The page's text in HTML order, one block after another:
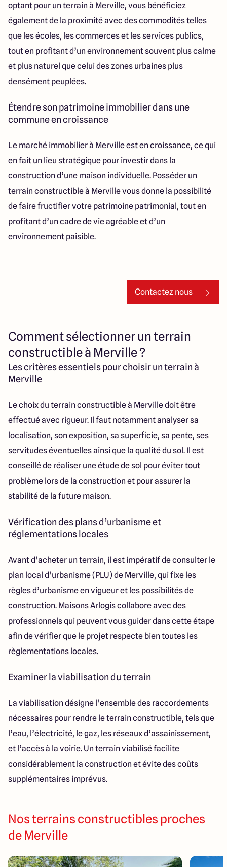
optant pour un terrain à Merville, vous bénéficiez
également de la proximité avec des commodités telles
que les écoles, les commerces et les services publics,
tout en profitant d’un environnement souvent plus calme
et plus naturel que celui des zones urbaines plus
densément peuplées.
Étendre son patrimoine immobilier dans une
commune en croissance
Le marché immobilier à Merville est en croissance, ce qui
en fait un lieu stratégique pour investir dans la
construction d’une maison individuelle. Posséder un
terrain constructible à Merville vous donne la possibilité
de faire fructifier votre patrimoine patrimonial, tout en
profitant d’un cadre de vie agréable et d’un
environnement paisible.
Contactez nous
Comment sélectionner un terrain
constructible à Merville ?
Les critères essentiels pour choisir un terrain à
Merville
Le choix du terrain constructible à Merville doit être
effectué avec rigueur. Il faut notamment analyser sa
localisation, son exposition, sa superficie, sa pente, ses
servitudes éventuelles ainsi que la qualité du sol. Il est
conseillé de réaliser une étude de sol pour éviter tout
problème lors de la construction et pour assurer la
stabilité de la future maison.
Vérification des plans d’urbanisme et
réglementations locales
Avant d’acheter un terrain, il est impératif de consulter le
plan local d’urbanisme (PLU) de Merville, qui fixe les
règles d’urbanisme en vigueur et les possibilités de
construction. Maisons Arlogis collabore avec des
professionnels qui peuvent vous guider dans cette étape
afin de vérifier que le projet respecte bien toutes les
règlementations locales.
Examiner la viabilisation du terrain
La viabilisation désigne l’ensemble des raccordements
nécessaires pour rendre le terrain constructible, tels que
l’eau, l’électricité, le gaz, les réseaux d’assainissement,
et l’accès à la voirie. Un terrain viabilisé facilite
considérablement la construction et évite des coûts
supplémentaires imprévus.
Nos terrains constructibles proches
de Merville